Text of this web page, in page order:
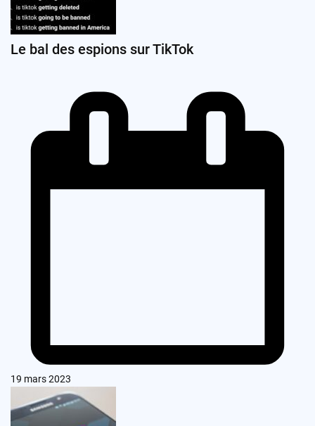
Le bal des espions sur TikTok
19 mars 2023